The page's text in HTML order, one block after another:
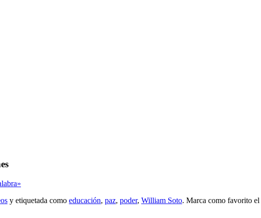
y etiquetada como educación, paz, poder, William Soto. Marca como favorito el